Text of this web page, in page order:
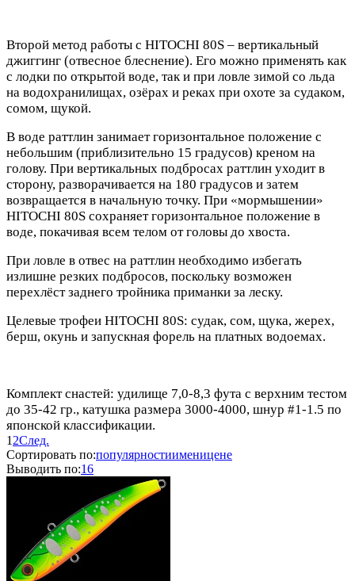
Второй метод работы с HITOCHI 80S – вертикальный
джиггинг (отвесное блеснение). Его можно применять как
с лодки по открытой воде, так и при ловле зимой со льда
на водохранилищах, озёрах и реках при охоте за судаком,
сомом, щукой.
В воде раттлин занимает горизонтальное положение с
небольшим (приблизительно 15 градусов) креном на
голову. При вертикальных подбросах раттлин уходит в
сторону, разворачивается на 180 градусов и затем
возвращается в начальную точку. При «мормышении»
HITOCHI 80S сохраняет горизонтальное положение в
воде, покачивая всем телом от головы до хвоста.
При ловле в отвес на раттлин необходимо избегать
излишне резких подбросов, поскольку возможен
перехлёст заднего тройника приманки за леску.
Целевые трофеи HITOCHI 80S: судак, сом, щука, жерех,
берш, окунь и запускная форель на платных водоемах.
Комплект снастей: удилище 7,0-8,3 фута с верхним тестом
до 35-42 гр., катушка размера 3000-4000, шнур #1-1.5 по
японской классификации.
1 2След.
Сортировать по:популярностиименицене
Выводить по:16